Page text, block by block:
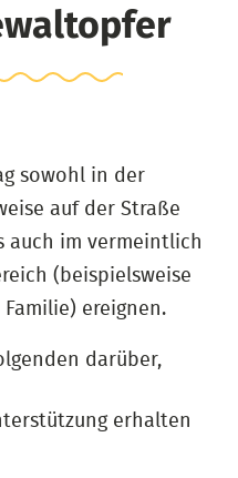
sowohl in der
auf der Straße
auch im vermeintlich
(beispielsweise
ereignen.
darüber,
erhalten